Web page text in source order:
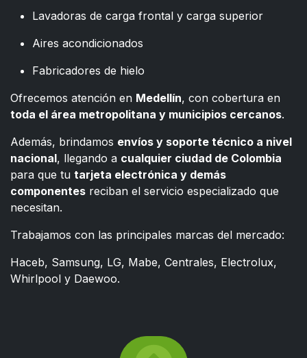
Lavadoras de carga frontal y carga superior
Aires acondicionados
Fabricadores de hielo
Ofrecemos atención en Medellín, con cobertura en
toda el área metropolitana y municipios cercanos.
Además, brindamos envíos y soporte técnico a nivel
nacional, llegando a cualquier ciudad de Colombia
para que tu tarjeta electrónica y demás
componentes reciban el servicio especializado que
necesitan.
Trabajamos con las principales marcas del mercado:
Haceb, Samsung, LG, Mabe, Centrales, Electrolux,
Whirlpool y Daewoo.